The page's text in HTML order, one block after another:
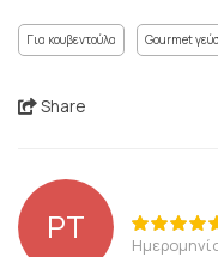
Για κουβεντούλα Gourmet
Share
PT